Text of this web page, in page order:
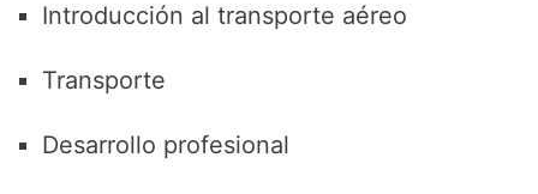
Introducción al transporte aéreo
Transporte
Desarrollo profesional